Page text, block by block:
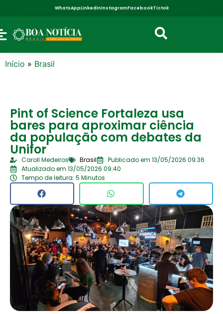
WhatsAppLinkedInInstagramFacebookTictok
Início » Brasil
Pint of Science Fortaleza usa
bares para aproximar ciência
da população com debates da
Unifor
Caroll Medeiros Brasil
Publicado em 13/05/2026 09:36
Atualizado em 13/05/2026 09:40
Tempo de leitura: 5 Minutos